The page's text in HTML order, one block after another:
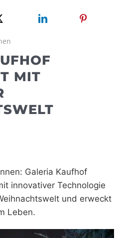
MIT
Galeria Kaufhof
innovativer Technologie
und erweckt
Leben.